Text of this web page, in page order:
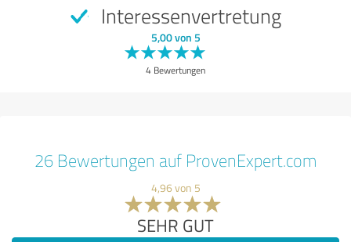
Interessenvertretung
5,00 von 5
4 Bewertungen
26 Bewertungen auf ProvenExpert.com
4,96 von 5
SEHR GUT